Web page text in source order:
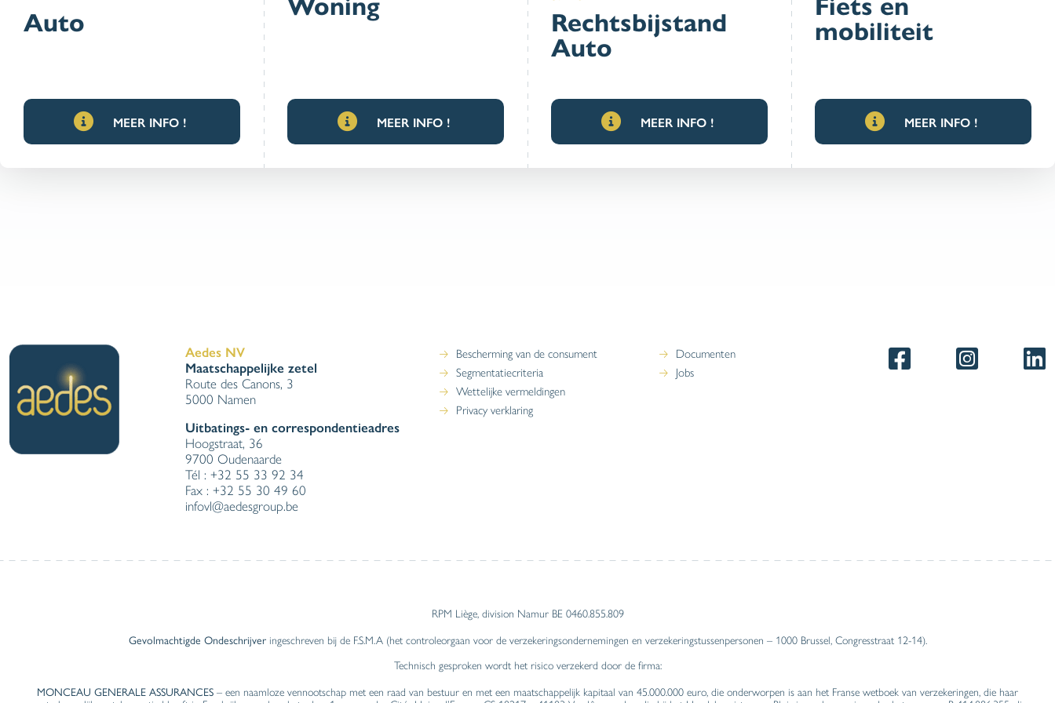
Auto
MEER INFO !
Woning
MEER INFO !
Rechtsbijstand
Auto
MEER INFO !
Fiets en
mobiliteit
MEER INFO !
Aedes NV
Maatschappelijke zetel
Route des Canons, 3
5000 Namen
Uitbatings- en correspondentieadres
Hoogstraat, 36
9700 Oudenaarde
Tél : +32 55 33 92 34
Fax : +32 55 30 49 60
infovl@aedesgroup.be
Bescherming van de consument
Segmentatiecriteria
Wettelijke vermeldingen
Privacy verklaring
Documenten
Jobs
RPM Liège, division Namur BE 0460.855.809
Gevolmachtigde Ondeschrijveringeschreven bij de F.S.M.A (het controleorgaan voor de verzekeringsondernemingen en verzekeringstussenpersonen – 1000 Brussel, Congresstraat 12-14).
Technisch gesproken wordt het risico verzekerd door de firma:
MONCEAU GENERALE ASSURANCES – een naamloze vennootschap met een raad van bestuur en met een maatschappelijk kapitaal van 45.000.000 euro, die onderworpen is aan het Franse wetboek van verzekeringen, die haar